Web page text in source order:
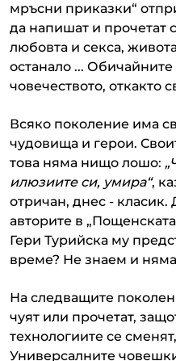
мръсни приказки“
да напишат и прочетат
любовта и секса,
останало ...
човечеството, откакто
Всяко поколение има
чудовища и герои.
това няма нищо лошо:
илюзиите си, умира“,
отричан, днес - класик.
авторите в
Гери Турийска му
време? Не знаем и
На следващите
чуят или прочетат,
технологиите се
Универсалните